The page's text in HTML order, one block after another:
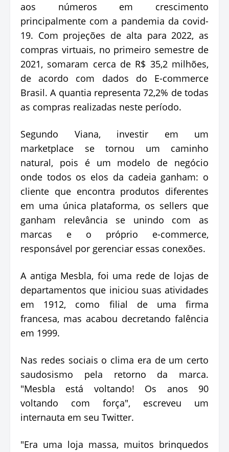
aos números em crescimento
principalmente com a pandemia da covid-
19. Com projeções de alta para 2022, as
compras virtuais, no primeiro semestre de
2021, somaram cerca de R$ 35,2 milhões,
de acordo com dados do E-commerce
Brasil. A quantia representa 72,2% de todas
as compras realizadas neste período.
Segundo Viana, investir em um
marketplace se tornou um caminho
natural, pois é um modelo de negócio
onde todos os elos da cadeia ganham: o
cliente que encontra produtos diferentes
em uma única plataforma, os sellers que
ganham relevância se unindo com as
marcas e o próprio e-commerce,
responsável por gerenciar essas conexões.
A antiga Mesbla, foi uma rede de lojas de
departamentos que iniciou suas atividades
em 1912, como filial de uma firma
francesa, mas acabou decretando falência
em 1999.
Nas redes sociais o clima era de um certo
saudosismo pela retorno da marca.
"Mesbla está voltando! Os anos 90
voltando com força", escreveu um
internauta em seu Twitter.
"Era uma loja massa, muitos brinquedos